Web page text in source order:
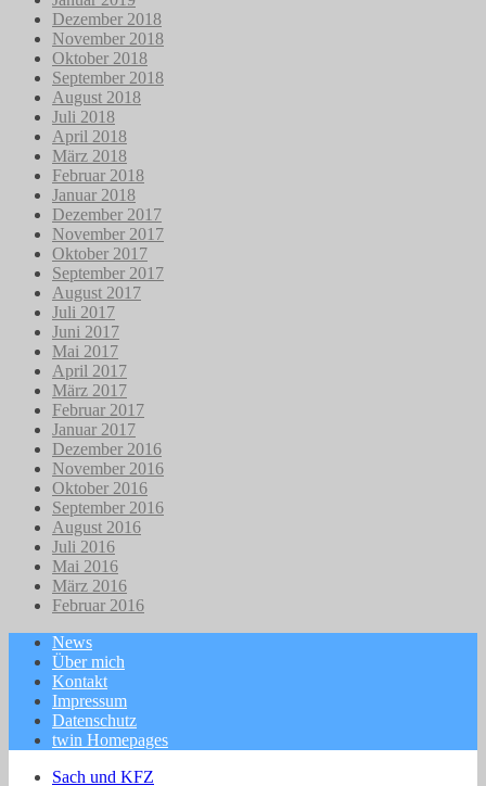
Dezember 2018
November 2018
Oktober 2018
September 2018
August 2018
Juli 2018
April 2018
März 2018
Februar 2018
Januar 2018
Dezember 2017
November 2017
Oktober 2017
September 2017
August 2017
Juli 2017
Juni 2017
Mai 2017
April 2017
März 2017
Februar 2017
Januar 2017
Dezember 2016
November 2016
Oktober 2016
September 2016
August 2016
Juli 2016
Mai 2016
März 2016
Februar 2016
News
Über mich
Kontakt
Impressum
Datenschutz
twin Homepages
Sach und KFZ